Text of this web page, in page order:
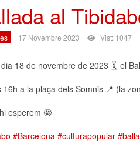
al
17 Novembre 2023 Vist: 1047
18 de novembre de 2023 🗓️ el
16h a la plaça dels Somnis 📍 (la
esperem 🤩
#Barcelona #culturapopular